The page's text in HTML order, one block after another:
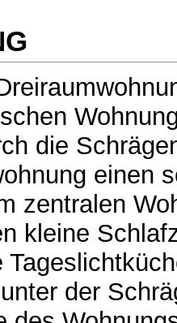
die
einen
zentralen
kleine
der